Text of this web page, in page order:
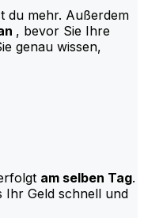
du mehr. Außerdem
, bevor Sie Ihre
genau wissen,
am selben Tag.
Ihr Geld schnell und